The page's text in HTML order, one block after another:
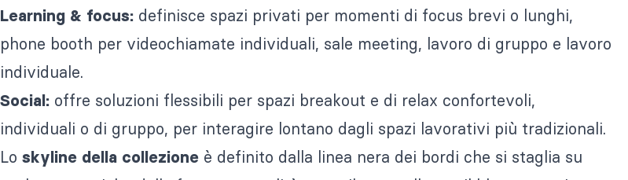
Learning & focus: definisce spazi privati per momenti di focus brevi o lunghi,
phone booth per videochiamate individuali, sale meeting, lavoro di gruppo e lavoro
individuale.
Social: offre soluzioni flessibili per spazi breakout e di relax confortevoli,
individuali o di gruppo, per interagire lontano dagli spazi lavorativi più tradizionali.
Lo skyline della collezione è definito dalla linea nera dei bordi che si staglia su